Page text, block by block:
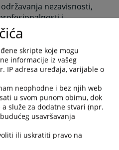
nezavisnosti,
i
koji osigurava
i Strategija za reformu
PREGLEDA
skripte koje mogu
informacije iz vašeg
IP adresa uređaja, varijable o
neophodne i bez njih web
u svom punom obimu, dok
služe za dodatne stvari (npr.
usavršavanja
ili uskratiti pravo na